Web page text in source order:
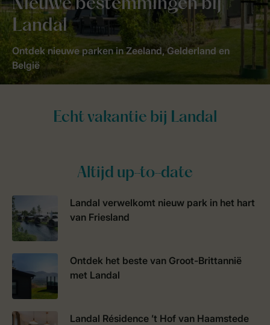
Nieuwe bestemmingen bij
Landal
Ontdek nieuwe parken in Zeeland, Gelderland en
België
Altijd up-to-date
Landal verwelkomt nieuw park in het hart
van Friesland
Ontdek het beste van Groot-Brittannië
met Landal
Landal Résidence ’t Hof van Haamstede